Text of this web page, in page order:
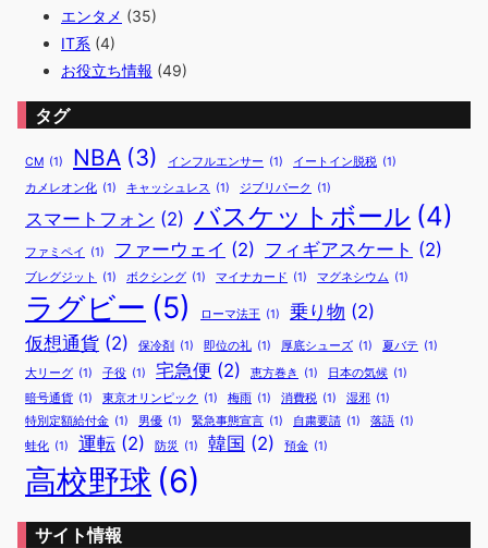
エンタメ (35)
IT系 (4)
お役立ち情報 (49)
タグ
CM (1) NBA (3) インフルエンサー (1) イートイン脱税 (1)
カメレオン化 (1) キャッシュレス (1) ジブリパーク (1)
スマートフォン (2) バスケットボール (4)
ファミペイ (1) ファーウェイ (2) フィギアスケート (2)
ブレグジット (1) ボクシング (1) マイナカード (1) マグネシウム (1)
ラグビー (5) ローマ法王 (1) 乗り物 (2)
仮想通貨 (2) 保冷剤 (1) 即位の礼 (1) 厚底シューズ (1) 夏バテ (1)
大リーグ (1) 子役 (1) 宅急便 (2) 恵方巻き (1) 日本の気候 (1)
暗号通貨 (1) 東京オリンピック (1) 梅雨 (1) 消費税 (1) 湿邪 (1)
特別定額給付金 (1) 男優 (1) 緊急事態宣言 (1) 自粛要請 (1) 落語 (1)
蛙化 (1) 運転 (2) 防災 (1) 韓国 (2) 預金 (1)
高校野球 (6)
サイト情報